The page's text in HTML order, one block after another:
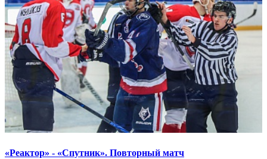
«Реактор» - «Спутник». Повторный матч